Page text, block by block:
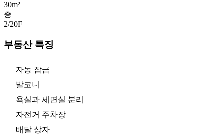
30m²
층
2/20F
부동산 특징
자동 잠금
발코니
욕실과 세면실 분리
자전거 주차장
배달 상자